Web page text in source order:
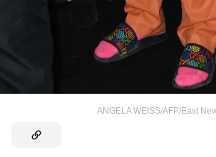
ANGELA WEISS/AFP/East